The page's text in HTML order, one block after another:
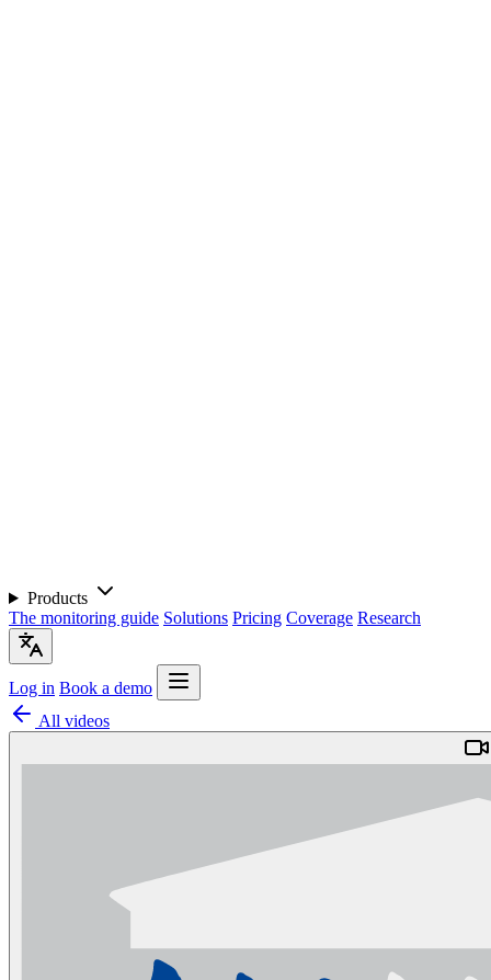
Products
The monitoring guide Solutions Pricing Coverage Research
Log in Book a demo
All videos